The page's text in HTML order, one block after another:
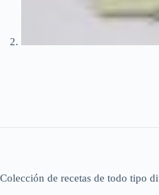
Colección de recetas de todo tipo